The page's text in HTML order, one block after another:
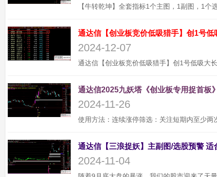
通达信【创业板竞价低吸猎手】创1号
2024-12-07
通达信2025九妖塔《创业板专用捉首板
2024-11-26
2024-11-04